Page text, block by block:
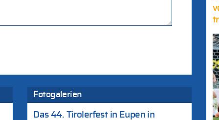
Fotogalerien
Das 44. Tirolerfest in Eupen in